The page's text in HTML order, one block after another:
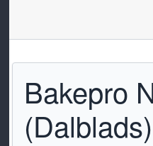
Bakepro
(Dalblads)